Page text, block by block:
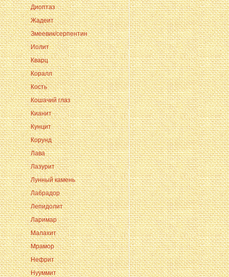
Диоптаз
Жадеит
Змеевик/серпентин
Иолит
Кварц
Коралл
Кость
Кошачий глаз
Кианит
Кунцит
Корунд
Лава
Лазурит
Лунный камень
Лабрадор
Лепидолит
Ларимар
Малахит
Мрамор
Нефрит
Нууммит